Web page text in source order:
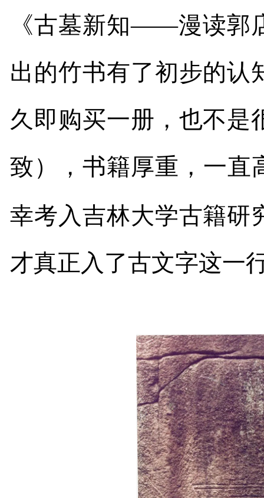
《古墓新知——漫读郭
出的竹书有了初步的认
久即购买一册，也不是
致），书籍厚重，一直
幸考入吉林大学古籍研
才真正入了古文字这一